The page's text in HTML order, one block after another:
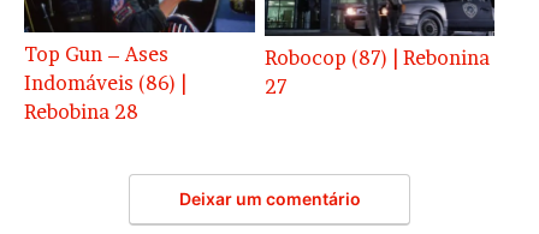
Top Gun – Ases
Indomáveis (86) |
Rebobina 28
Robocop (87) | Rebonina
27
Deixar um comentário